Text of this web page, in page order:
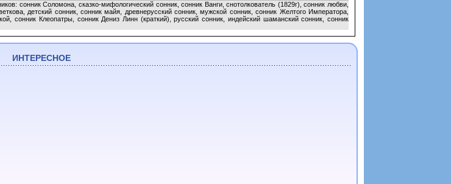
сонник Соломона, сказко-мифологический сонник, сонник Ванги, снотолкователь (1829г), сонник любви,
детский сонник, сонник майя, древнерусский сонник, мужской сонник, сонник Желтого Императора,
сонник Клеопатры, сонник Дениз Линн (краткий), русский сонник, индейский шаманский сонник, сонник
ИНТЕРЕСНОЕ